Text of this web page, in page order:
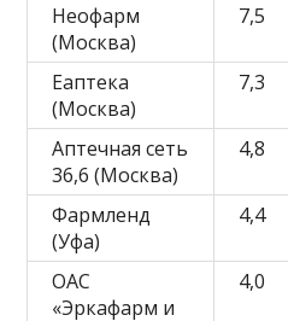
Неофарм
(Москва)
7,5
Еаптека
(Москва)
7,3
Аптечная сеть
36,6 (Москва)
4,8
Фармленд
(Уфа)
4,4
ОАС
«Эркафарм и
4,0